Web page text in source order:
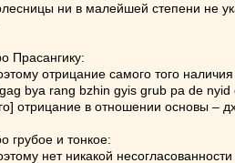
ни в малейшей степени не
Прасангику:
отрицание самого того
bya rang bzhin gyis grub pa de
отрицание в отношении основы –
грубое и тонкое:
нет никакой